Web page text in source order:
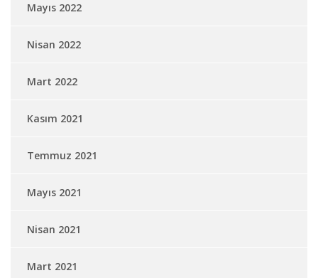
Mayıs 2022
Nisan 2022
Mart 2022
Kasım 2021
Temmuz 2021
Mayıs 2021
Nisan 2021
Mart 2021